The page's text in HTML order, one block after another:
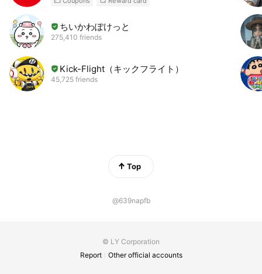
ちいかわぽけっと
275,410 friends
Kick-Flight（キックフライト）
45,725 friends
Top
@639napfb
© LY Corporation
Report
Other official accounts